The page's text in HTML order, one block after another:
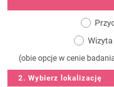
(obie opcje w cenie
2. Wybierz lokalizację